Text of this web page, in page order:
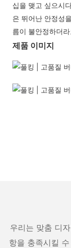
십을 맺고 싶으시
은 뛰어난 안정성
름이 불안정하더
제품 이미지
우리는 맞춤 디
항을 충족시킬